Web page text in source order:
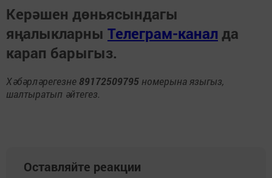
Керәшен дөньясындагы
яңалыкларны Телеграм-канал да
карап барыгыз.
Хәбәрләрегезне 89172509795 номерына языгыз,
шалтыратып әйтегез.
Оставляйте реакции